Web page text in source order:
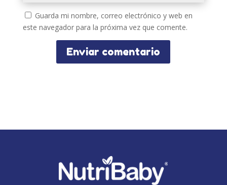
Guarda mi nombre, correo electrónico y web en
este navegador para la próxima vez que comente.
Enviar comentario